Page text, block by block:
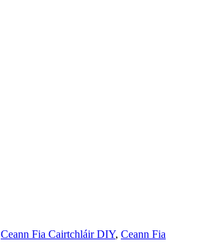
Ceann Fia Cairtchláir DIY, Ceann Fia